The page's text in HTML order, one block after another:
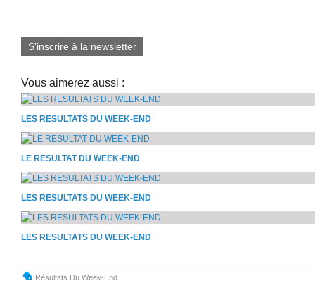
S'inscrire à la newsletter
Vous aimerez aussi :
LES RESULTATS DU WEEK-END
LE RESULTAT DU WEEK-END
LES RESULTATS DU WEEK-END
LES RESULTATS DU WEEK-END
Résultats Du Week-End